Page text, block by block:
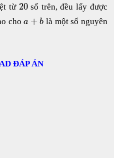
từ 20số trên, đều lấy được
choa + b là một số nguyên
ĐÁP ÁN